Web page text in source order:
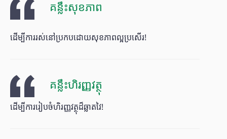
គន្លឹះសុខភាព
ដើម្បីការរស់នៅប្រកបដោយសុខភាពល្អប្រសើរ!
គន្លឹះហិរញ្ញវត្ថុ
ដើម្បីការរៀបចំហិរញ្ញវត្ថុដ៏ឆ្លាតវៃ!